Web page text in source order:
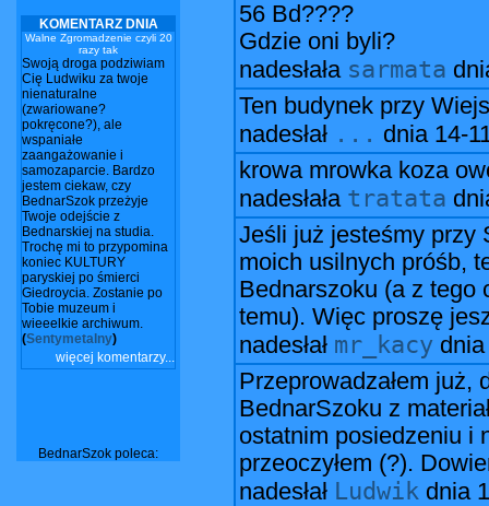
KOMENTARZ DNIA
Walne Zgromadzenie czyli 20
razy tak
Swoją droga podziwiam
Cię Ludwiku za twoje
nienaturalne
(zwariowane?
pokręcone?), ale
wspaniałe
zaangażowanie i
samozaparcie. Bardzo
jestem ciekaw, czy
BednarSzok przeżyje
Twoje odejście z
Bednarskiej na studia.
Trochę mi to przypomina
koniec KULTURY
paryskiej po śmierci
Giedroycia. Zostanie po
Tobie muzeum i
wieeelkie archiwum.
(Sentymetalny)
więcej komentarzy...
BednarSzok poleca:
56 Bd????
Gdzie oni byli?
nadesłała sarmata
Ten budynek przy
nadesłał ... dnia 14-
krowa mrowka koza
nadesłała tratata
Jeśli już jesteśmy przy
moich usilnych próśb,
Bednarszoku (a z tego
temu). Więc proszę
nadesłał mr_kacy
Przeprowadzałem już,
BednarSzoku z
ostatnim posiedzeniu i
przeoczyłem (?).
nadesłał Ludwik dnia